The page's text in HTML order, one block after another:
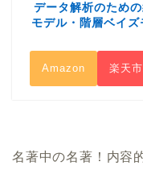
データ解析のため
モデル・階層ベイ
Amazon 楽天
名著中の名著！内容